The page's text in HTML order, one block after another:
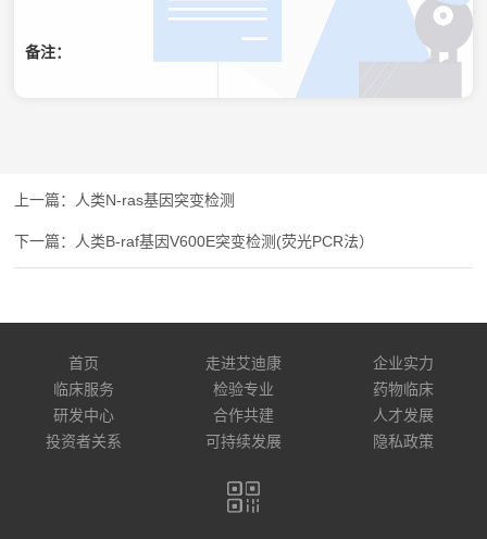
备注：
人类N-ras基因突变检测
人类B-raf基因V600E突变检测(荧光PCR法）
首页 走进艾迪康
企业实力
临床服务
检验专业
药物临床
研发中心
合作共建
人才发展
投资者关系
可持续发展 隐私政策